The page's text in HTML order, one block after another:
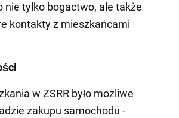
nie tylko bogactwo, ale także
kontakty z mieszkańcami
w ZSRR było możliwe
zakupu samochodu -